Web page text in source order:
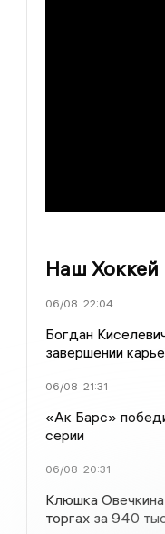
Наш Хоккей
06/08 22:04
Богдан
завершении
06/08 21:31
«Ак Барс»
серии
06/08 20:31
Клюшка
торгах за 940